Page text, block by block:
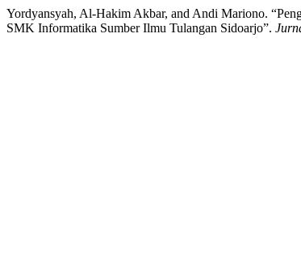
Yordyansyah, Al-Hakim Akbar, and Andi Mariono.
SMK Informatika Sumber Ilmu Tulangan Sidoarjo”.